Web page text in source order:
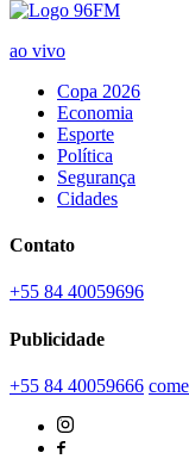
ao vivo
Copa 2026
Economia
Esporte
Política
Segurança
Cidades
Contato
+55 84 40059696
Publicidade
+55 84 40059666